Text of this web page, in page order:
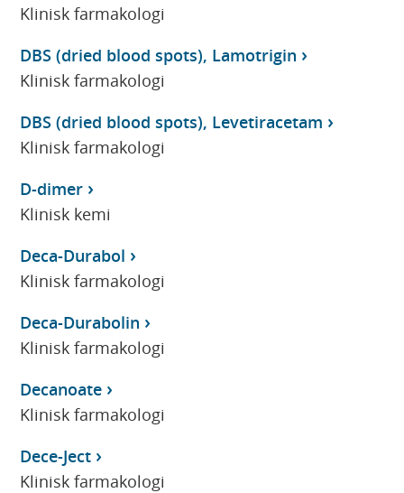
Klinisk farmakologi
DBS (dried blood spots), Lamotrigin
Klinisk farmakologi
DBS (dried blood spots), Levetiracetam
Klinisk farmakologi
D-dimer
Klinisk kemi
Deca-Durabol
Klinisk farmakologi
Deca-Durabolin
Klinisk farmakologi
Decanoate
Klinisk farmakologi
Dece-Ject
Klinisk farmakologi